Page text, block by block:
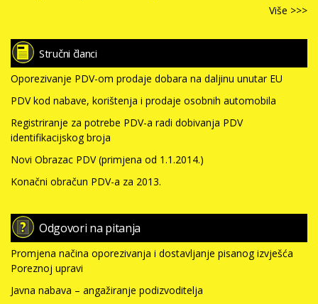
Više >>>
Stručni članci
Oporezivanje PDV-om prodaje dobara na daljinu unutar EU
PDV kod nabave, korištenja i prodaje osobnih automobila
Registriranje za potrebe PDV-a radi dobivanja PDV
identifikacijskog broja
Novi Obrazac PDV (primjena od 1.1.2014.)
Konačni obračun PDV-a za 2013.
Odgovori na pitanja
Promjena načina oporezivanja i dostavljanje pisanog izvješća
Poreznoj upravi
Javna nabava – angažiranje podizvoditelja